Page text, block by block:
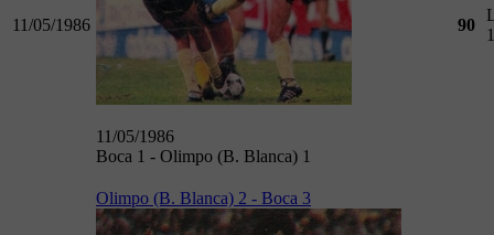
11/05/1986
11/05/1986
Boca 1 - Olimpo (B. Blanca) 1
90
Olimpo (B. Blanca) 2 - Boca 3